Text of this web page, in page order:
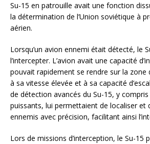
Su-15 en patrouille avait une fonction
la détermination de l’Union soviétique à
aérien.
Lorsqu’un avion ennemi était détecté, le
l’intercepter. L’avion avait une capacité
pouvait rapidement se rendre sur la zone
à sa vitesse élevée et à sa capacité
de détection avancés du Su-15, y
puissants, lui permettaient de localiser et
ennemis avec précision, facilitant ainsi
Lors de missions d’interception, le Su-15